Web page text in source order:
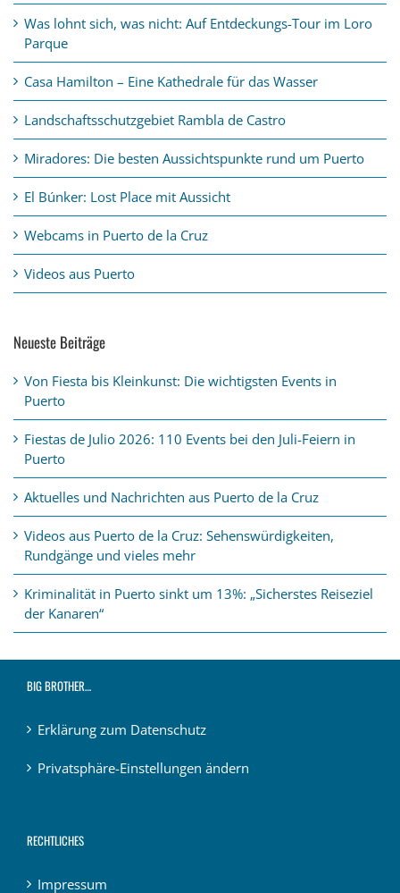
Was lohnt sich, was nicht: Auf Entdeckungs-Tour im Loro
Parque
Casa Hamilton – Eine Kathedrale für das Wasser
Landschaftsschutzgebiet Rambla de Castro
Miradores: Die besten Aussichtspunkte rund um Puerto
El Búnker: Lost Place mit Aussicht
Webcams in Puerto de la Cruz
Videos aus Puerto
Neueste Beiträge
Von Fiesta bis Kleinkunst: Die wichtigsten Events in
Puerto
Fiestas de Julio 2026: 110 Events bei den Juli-Feiern in
Puerto
Aktuelles und Nachrichten aus Puerto de la Cruz
Videos aus Puerto de la Cruz: Sehenswürdigkeiten,
Rundgänge und vieles mehr
Kriminalität in Puerto sinkt um 13%: „Sicherstes Reiseziel
der Kanaren“
BIG BROTHER…
Erklärung zum Datenschutz
Privatsphäre-Einstellungen ändern
RECHTLICHES
Impressum